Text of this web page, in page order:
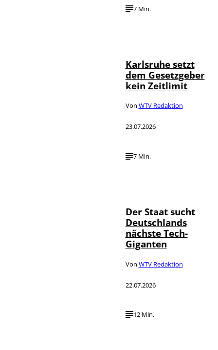
7 Min.
Karlsruhe setzt
dem Gesetzgeber
kein Zeitlimit
Von WTV Redaktion
23.07.2026
7 Min.
Der Staat sucht
Deutschlands
nächste Tech-
Giganten
Von WTV Redaktion
22.07.2026
12 Min.